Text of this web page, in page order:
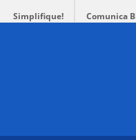
Simplifique! Comunica